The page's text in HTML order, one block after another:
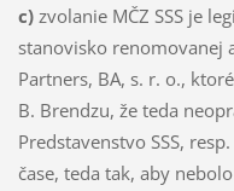
c)zvolanie MČZ SSS je
stanovisko renomovanej
Partners, BA, s. r. o.,
B. Brendzu, že teda
Predstavenstvo SSS,
čase, teda tak, aby